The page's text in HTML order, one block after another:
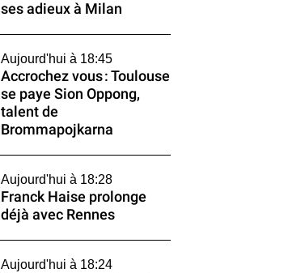
ses adieux à Milan
Aujourd'hui à 18:45
Accrochez vous : Toulouse
se paye Sion Oppong,
talent de
Brommapojkarna
Aujourd'hui à 18:28
Franck Haise prolonge
déjà avec Rennes
Aujourd'hui à 18:24